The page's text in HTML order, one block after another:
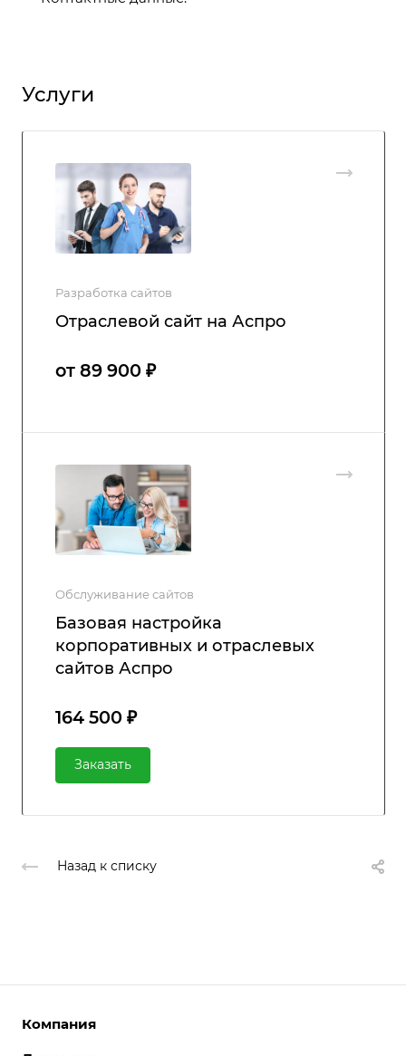
Услуги
Разработка сайтов
Отраслевой сайт на Аспро
от 89 900 ₽
Обслуживание сайтов
Базовая настройка
корпоративных и отраслевых
сайтов Аспро
164 500 ₽
Заказать
Назад к списку
Компания